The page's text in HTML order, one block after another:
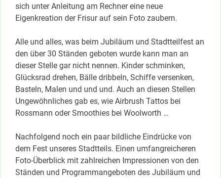
sich unter Anleitung am Rechner eine neue
Eigenkreation der Frisur auf sein Foto zaubern.
Alle und alles, was beim Jubiläum und Stadtteilfest an
den über 30 Ständen geboten wurde kann man an
dieser Stelle gar nicht nennen. Kinder schminken,
Glücksrad drehen, Bälle dribbeln, Schiffe versenken,
Basteln, Malen und und und. Auch an diesen Stellen
Ungewöhnliches gab es, wie Airbrush Tattos bei
Rossmann oder Smoothies bei Woolworth …
Nachfolgend noch ein paar bildliche Eindrücke von
dem Fest unseres Stadtteils. Einen umfangreicheren
Foto-Überblick mit zahlreichen Impressionen von den
Ständen und Programmangeboten des Jubiläum und